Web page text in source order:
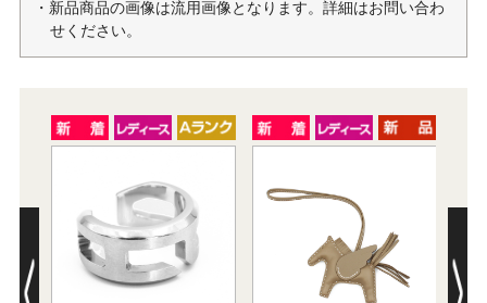
・新品商品の画像は流用画像となります。詳細はお問い合わ
せください。